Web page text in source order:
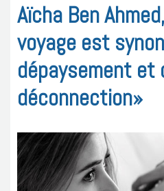
Aïcha Ben
voyage est
dépaysement et
déconnection»